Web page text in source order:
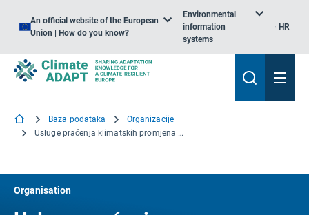
An official website of the European
Union | How do you know?
Environmental
information
systems
HR
Baza podataka
Organizacije
Usluge praćenja klimatskih promjena programa Copernicus i usluge praćenja stanja atmosfere programa Copernicus
Organisation